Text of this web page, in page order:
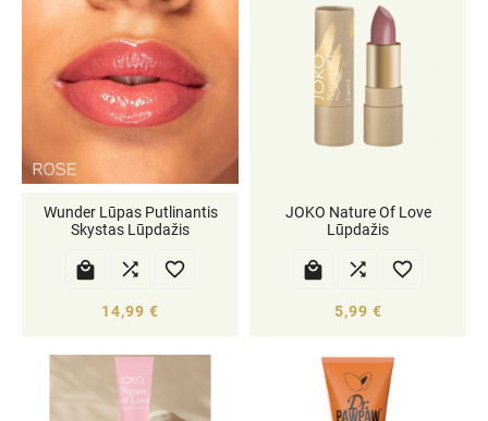
Wunder Lūpas Putlinantis
Skystas Lūpdažis
  
14,99 €
JOKO Nature Of Love
Lūpdažis
  
5,99 €